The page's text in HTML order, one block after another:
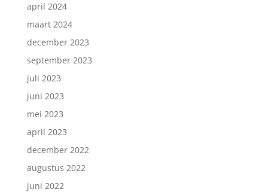
april 2024
maart 2024
december 2023
september 2023
juli 2023
juni 2023
mei 2023
april 2023
december 2022
augustus 2022
juni 2022